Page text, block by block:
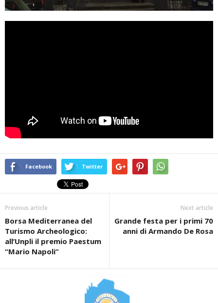
Facebook Twitter
Previous article
Borsa Mediterranea del
Turismo Archeologico:
all’Unpli il premio Paestum
“Mario Napoli”
Next article
Grande festa per i primi 70
anni di Armando De Rosa